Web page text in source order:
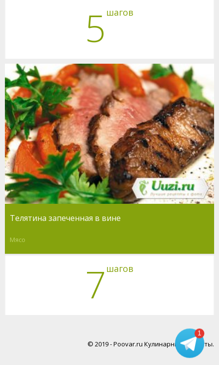
5 шагов
Телятина запеченная в вине
Мясо
7 шагов
© 2019 - Poovar.ru Кулинарные рецепты.
1